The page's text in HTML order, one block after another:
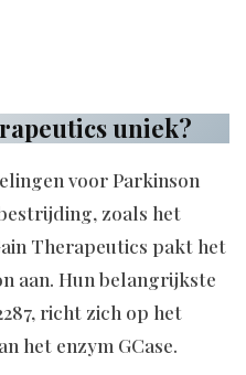
uniek?
voor Parkinson
zoals het
Therapeutics pakt het
aan. Hun belangrijkste
richt zich op het
het enzym GCase.